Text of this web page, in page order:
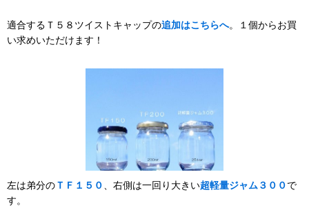
適合するＴ５８ツイストキャップの追加はこちらへ。１個からお買
い求めいただけます！
左は弟分のＴＦ１５０ 、右側は一回り大きい超軽量ジャム３００で
す。